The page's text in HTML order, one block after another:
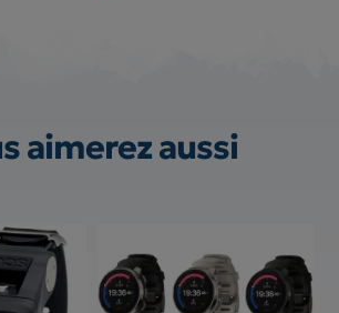
aimerez aussi